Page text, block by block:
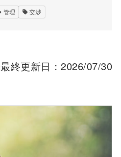
管理 交渉
最終更新日：2026/07/30